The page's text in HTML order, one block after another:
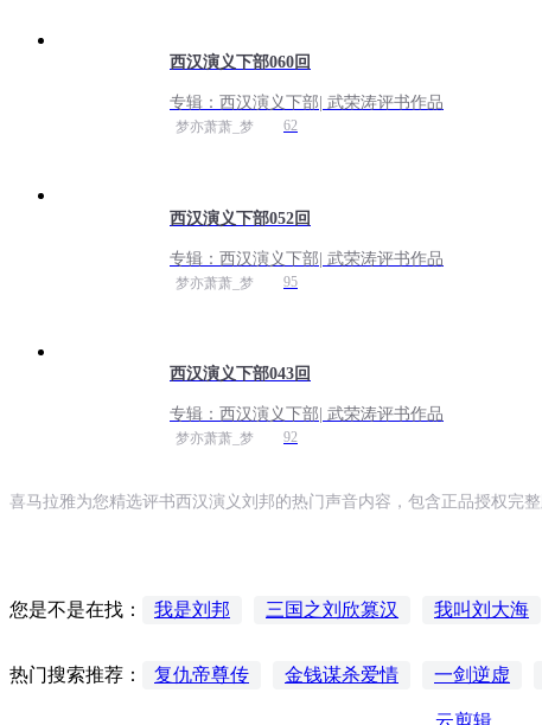
西汉演义下部060回
专辑： 西汉演义下部| 武荣涛评书作品
梦亦萧萧_梦 62
西汉演义下部052回
专辑： 西汉演义下部| 武荣涛评书作品
梦亦萧萧_梦 95
西汉演义下部043回
专辑： 西汉演义下部| 武荣涛评书作品
梦亦萧萧_梦 92
喜马拉雅为您精选评书西汉演义刘邦的热门声音内容，包含正品授权完
您是不是在找： 我是刘邦 三国之刘欣篡汉 我叫刘大海
联邦汉斯赛德尔 汉皇刘备 我刘邦汉高
热门搜索推荐： 复仇帝尊传 金钱谋杀爱情 一剑逆虚